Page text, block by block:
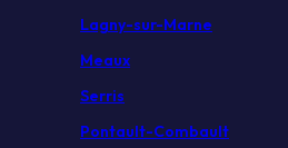
Lagny-sur-Marne
Meaux
Serris
Pontault-Combault